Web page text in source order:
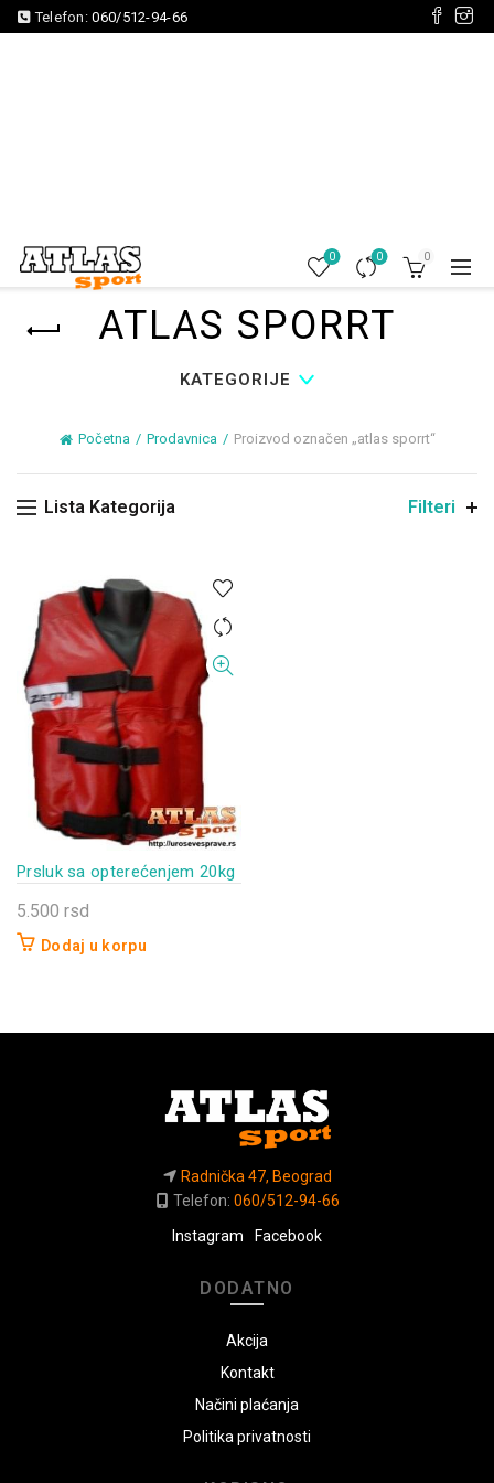
Telefon:060/512-94-66
0 0 0
ATLAS SPORRT
KATEGORIJE
Početna Prodavnica Proizvod označen „atlas sporrt“
Lista Kategorija Filteri
Prsluk sa opterećenjem 20kg
5.500 rsd
Dodaj u korpu
Radnička 47, Beograd
Telefon: 060/512-94-66
Instagram
Facebook
DODATNO
Akcija
Kontakt
Načini plaćanja
Politika privatnosti